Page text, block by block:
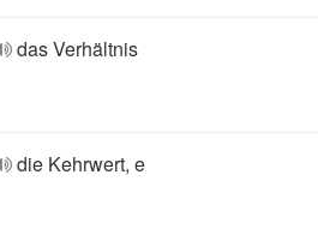
das Verhältnis
die Kehrwert, e